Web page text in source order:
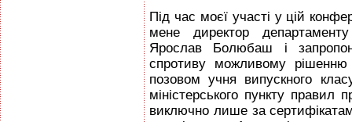
Під час моєї участі у цій
мене директор
Ярослав Болюбаш і
спротиву можливому рішенню
позовом учня випускного
мінiстерського пункту правил
виключно лише за